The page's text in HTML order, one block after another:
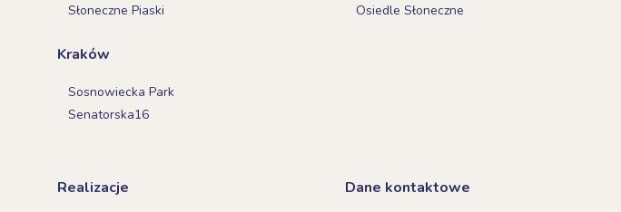
Słoneczne Piaski Osiedle Słoneczne
Kraków
Sosnowiecka Park
Senatorska16
Realizacje Dane kontaktowe